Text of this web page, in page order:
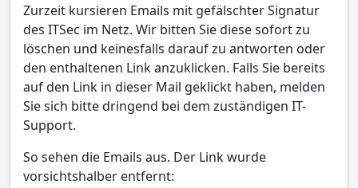
Zurzeit kursieren Emails mit gefälschter Signatur
des ITSec im Netz. Wir bitten Sie diese sofort zu
löschen und keinesfalls darauf zu antworten oder
den enthaltenen Link anzuklicken. Falls Sie bereits
auf den Link in dieser Mail geklickt haben, melden
Sie sich bitte dringend bei dem zuständigen IT-
Support.
So sehen die Emails aus. Der Link wurde
vorsichtshalber entfernt: